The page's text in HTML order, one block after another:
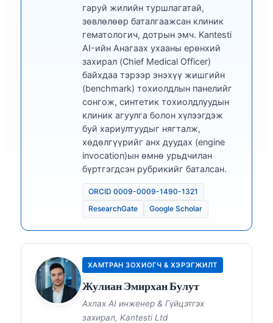
гаруй жилийн туршлагатай,
зөвлөлөөр баталгаажсан клиник
гематологич, дотрын эмч. Kantesti
AI-ийн Анагаах ухааны ерөнхий
захирал (Chief Medical Officer)
байхдаа тэрээр энэхүү жишгийн
(benchmark) тохиолдлын панелийг
сонгож, синтетик тохиолдлуудын
клиник агуулга болон хүлээгдэж
буй хариултуудыг нягталж,
хөдөлгүүрийг анх дуудах (engine
invocation)ын өмнө урьдчилан
бүртгэгдсэн рубрикийг баталсан.
ORCID 0009-0009-1490-1321
ResearchGate
Google Scholar
ХАМТРАН ЗОХИОГЧ & ХЭРЭГЖИЛТ
Жулиан Эмирхан Булут
Ахлах AI инженер & Гүйцэтгэх
захирал, Kantesti Ltd